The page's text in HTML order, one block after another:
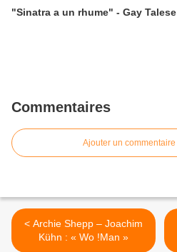
"Sinatra a un rhume" - Gay Talese
Commentaires
Ajouter un commentaire
< Archie Shepp – Joachim
Kühn : « Wo !Man »